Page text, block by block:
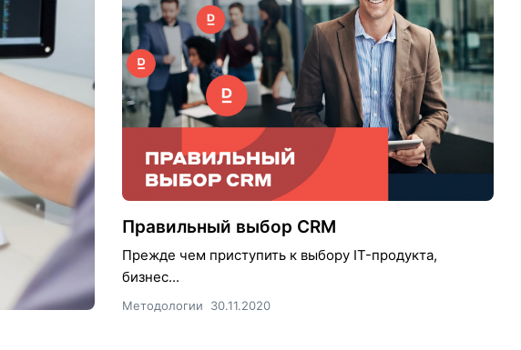
Правильный выбор CRM
Прежде чем приступить к выбору IT-продукта,
бизнес...
Методологии 30.11.2020